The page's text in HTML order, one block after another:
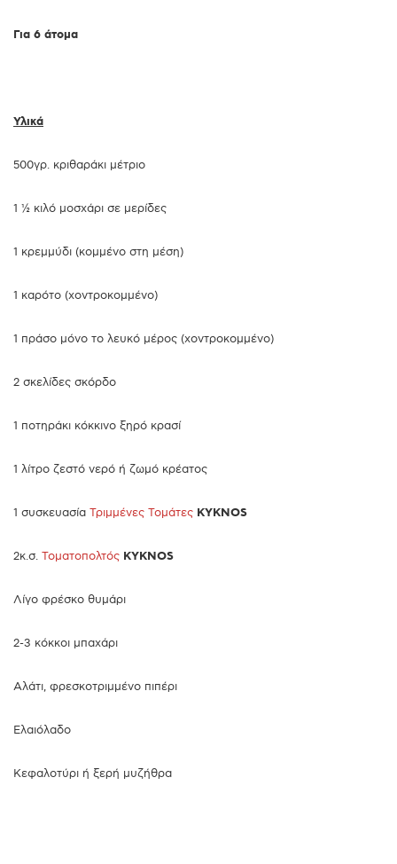
Για 6 άτομα
Υλικά
500γρ. κριθαράκι μέτριο
1 ½ κιλό μοσχάρι σε μερίδες
1 κρεμμύδι (κομμένο στη μέση)
1 καρότο (χοντροκομμένο)
1 πράσο μόνο το λευκό μέρος (χοντροκομμένο)
2 σκελίδες σκόρδο
1 ποτηράκι κόκκινο ξηρό κρασί
1 λίτρο ζεστό νερό ή ζωμό κρέατος
1 συσκευασία Τριμμένες Τομάτες KYKNOS
2κ.σ. Τοματοπολτός KYKNOS
Λίγο φρέσκο θυμάρι
2-3 κόκκοι μπαχάρι
Αλάτι, φρεσκοτριμμένο πιπέρι
Ελαιόλαδο
Κεφαλοτύρι ή ξερή μυζήθρα